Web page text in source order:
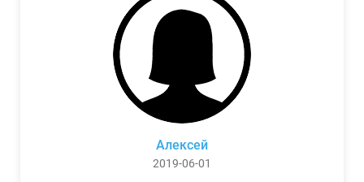
Алексей
2019-06-01